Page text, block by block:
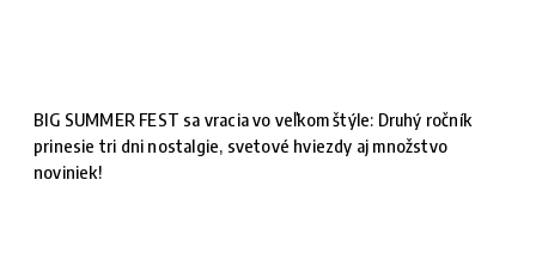
BIG SUMMER FEST sa vracia vo veľkom štýle: Druhý ročník
prinesie tri dni nostalgie, svetové hviezdy aj množstvo
noviniek!